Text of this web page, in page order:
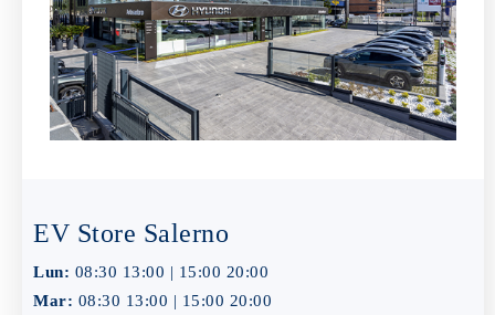
EV Store Salerno
Lun: 08:30 13:00 | 15:00 20:00
Mar: 08:30 13:00 | 15:00 20:00